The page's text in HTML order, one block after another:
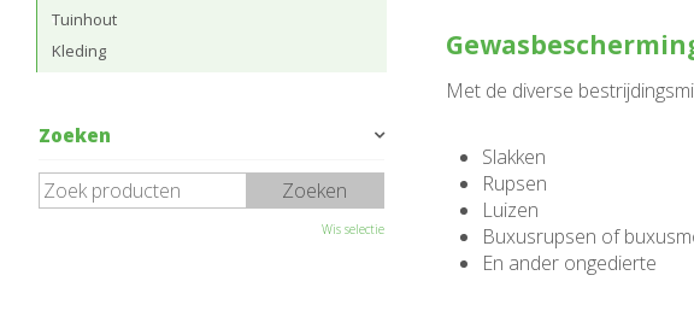
Met de diverse
Slakken
Rupsen
Luizen
Buxusrupsen of
En ander ongedierte
Tuinhout
Kleding
Zoeken
Wis selectie